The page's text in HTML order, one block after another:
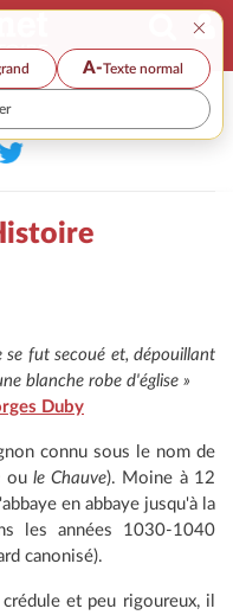
×
A-Texte normal
se fut secoué et, dépouillant
blanche robe d'église »
Duby
connu sous le nom de
ou le Chauve). Moine à 12
en abbaye jusqu'à la
les années 1030-1040
canonisé).
et peu rigoureux, il